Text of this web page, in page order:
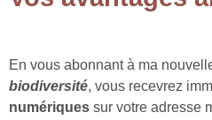
En vous abonnant à ma
biodiversité, vous recevrez
numériques sur votre adresse